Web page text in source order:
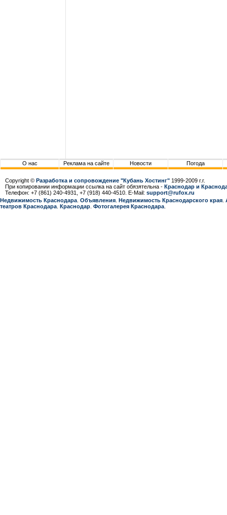
О нас Реклама на сайте Новости Погода
Copyright © Разработка и сопровождение "Кубань Хостинг" 1999-2009 г.г.
При копировании информации ссылка на сайт обязятельна - Краснодар и
Телефон: +7 (861) 240-4931, +7 (918) 440-4510. E-Mail: support@rufox.ru
Недвижимость Краснодара Объявления Недвижимость Краснодарcкого края
театров Краснодара Краснодар Фотогалерея Краснодара